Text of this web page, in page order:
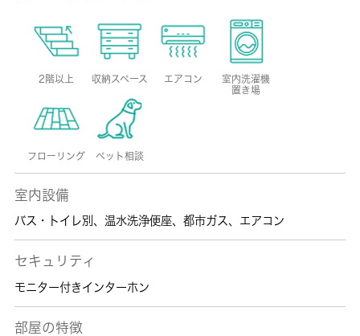
2階以上 収納スペース エアコン
室内洗濯機
置き場
フローリング ペット相談
室内設備
バス・トイレ別 、 温水洗浄便座、 都市ガス、 エアコン
セキュリティ
モニター付きインターホン
部屋の特徴